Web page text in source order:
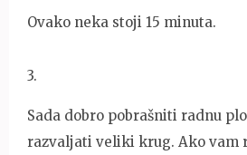
Ovako neka stoji 15 minuta.
3.
Sada dobro pobrašniti radnu
razvaljati veliki krug. Ako vam